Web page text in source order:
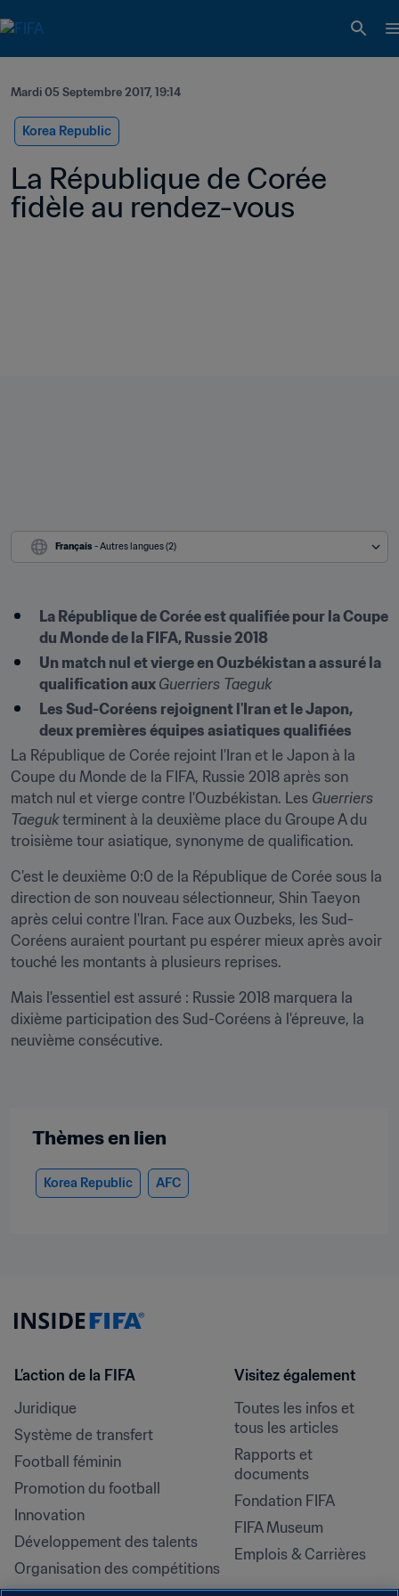
Mardi 05 Septembre 2017, 19:14
Korea Republic
La République de Corée
fidèle au rendez-vous
Français - Autres langues (2)
La République de Corée est qualifiée pour la Coupe
du Monde de la FIFA, Russie 2018
Un match nul et vierge en Ouzbékistan a assuré la
qualification aux Guerriers Taeguk
Les Sud-Coréens rejoignent l'Iran et le Japon,
deux premières équipes asiatiques qualifiées
La République de Corée rejoint l'Iran et le Japon à la
Coupe du Monde de la FIFA, Russie 2018 après son
match nul et vierge contre l'Ouzbékistan. Les Guerriers
Taeguk terminent à la deuxième place du Groupe A du
troisième tour asiatique, synonyme de qualification.
C'est le deuxième 0:0 de la République de Corée sous la
direction de son nouveau sélectionneur, Shin Taeyon
après celui contre l'Iran. Face aux Ouzbeks, les Sud-
Coréens auraient pourtant pu espérer mieux après avoir
touché les montants à plusieurs reprises.
Mais l'essentiel est assuré : Russie 2018 marquera la
dixième participation des Sud-Coréens à l'épreuve, la
neuvième consécutive.
Thèmes en lien
Korea Republic AFC
L’action de la FIFA
Juridique
Système de transfert
Football féminin
Promotion du football
Innovation
Développement des talents
Organisation des compétitions
Visitez également
Toutes les infos et
tous les articles
Rapports et
documents
Fondation FIFA
FIFA Museum
Emplois & Carrières